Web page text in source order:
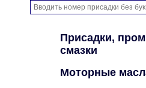
Присадки,
смазки
Моторные